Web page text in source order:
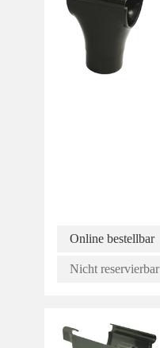
Online bestellbar
Nicht reservierbar